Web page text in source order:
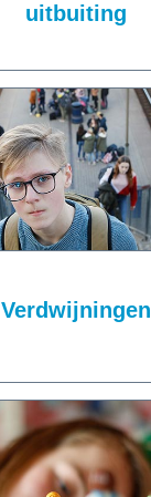
uitbuiting
Verdwijningen